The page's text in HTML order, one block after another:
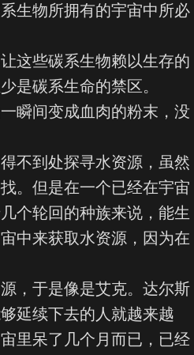
生物所拥有的宇宙中所必
这些碳系生物赖以生存的
是碳系生命的禁区。
瞬间变成血肉的粉末，没
不到处探寻水资源，虽然
。但是在一个已经在宇宙
个轮回的种族来说，能生
中来获取水资源，因为在
，于是像是艾克。达尔斯
延续下去的人就越来越
里呆了几个月而已，已经